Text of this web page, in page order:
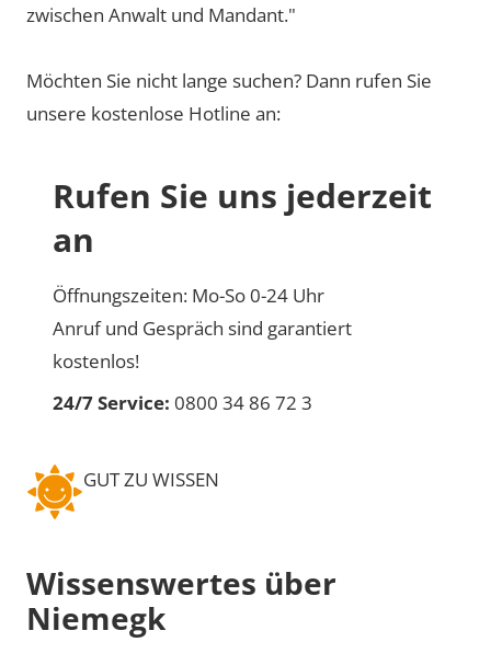
zwischen Anwalt und Mandant."
Möchten Sie nicht lange suchen? Dann rufen Sie
unsere kostenlose Hotline an:
Rufen Sie uns jederzeit
an
Öffnungszeiten: Mo-So 0-24 Uhr
Anruf und Gespräch sind garantiert
kostenlos!
24/7 Service: 0800 34 86 72 3
GUT ZU WISSEN
Wissenswertes über
Niemegk